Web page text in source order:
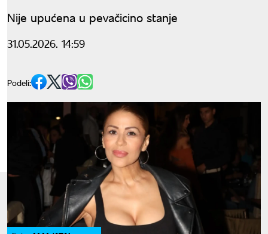
Nije upućena u pevačicino stanje
31.05.2026. 14:59
Podeli: